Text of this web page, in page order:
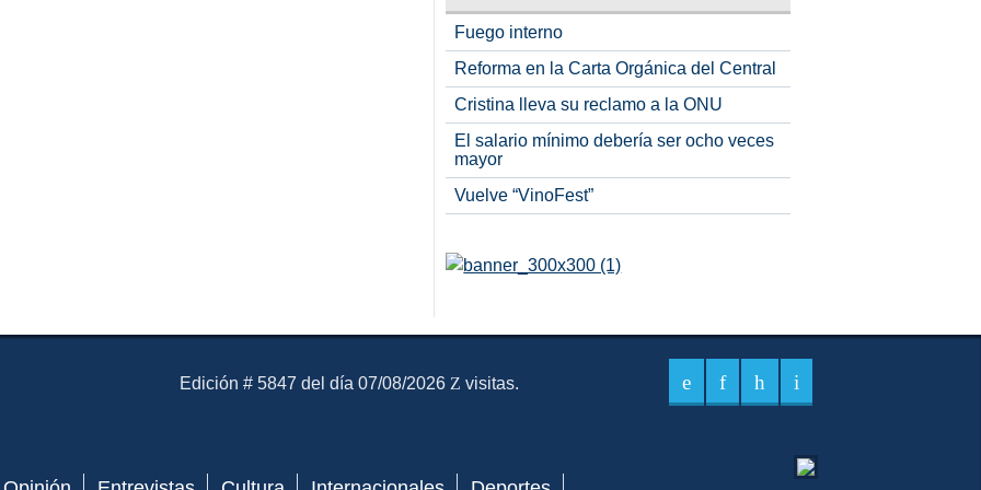
Fuego interno
Reforma en la Carta Orgánica del Central
Cristina lleva su reclamo a la ONU
El salario mínimo debería ser ocho veces
mayor
Vuelve “VinoFest”
El Mensajero Diario
Edición # 5847 del día 07/08/2026 visitas.